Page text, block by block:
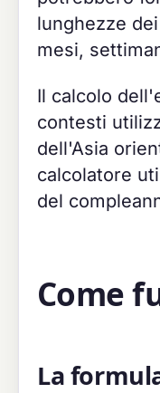
lunghezze
mesi,
Il calcolo
contesti
dell'Asia
calcolatore
del
Come
La